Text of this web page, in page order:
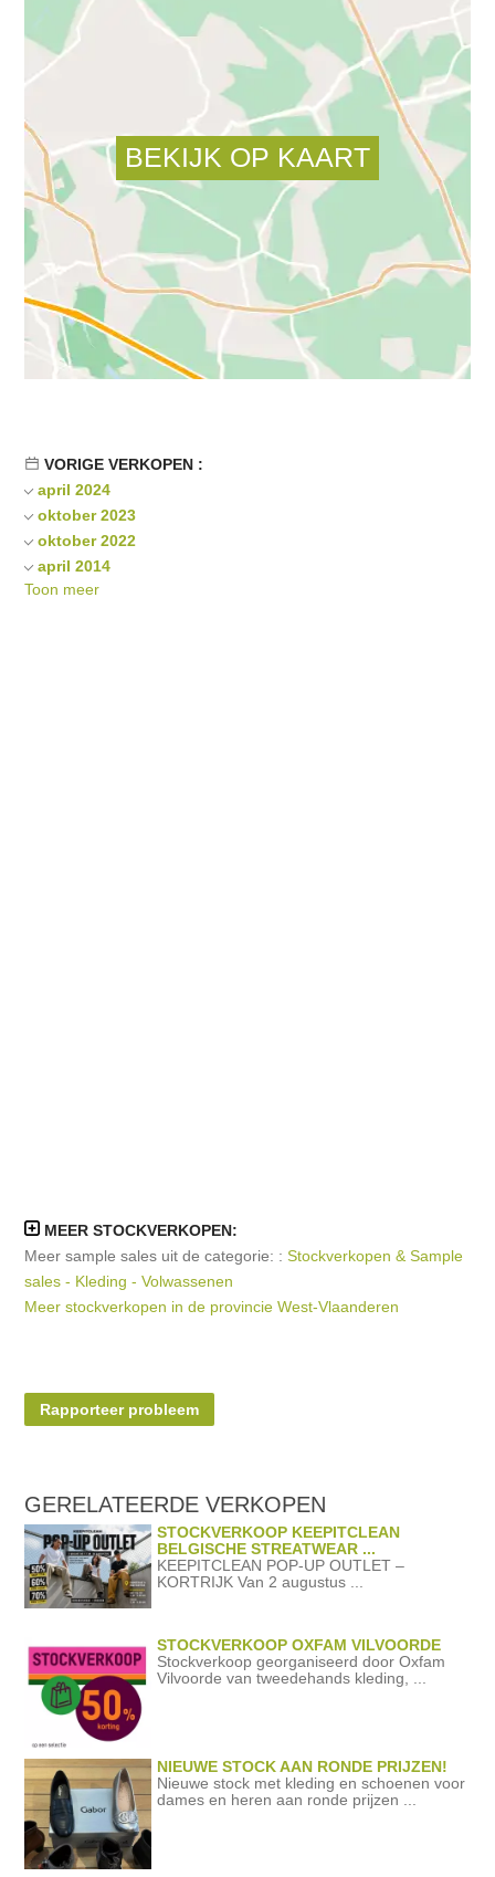
VORIGE VERKOPEN :
april 2024
oktober 2023
oktober 2022
april 2014
Toon meer
MEER STOCKVERKOPEN:
Meer sample sales uit de categorie: :Stockverkopen & Sample
sales - Kleding - Volwassenen
Meer stockverkopen in de provincie West-Vlaanderen
Rapporteer probleem
GERELATEERDEVERKOPEN
STOCKVERKOOP KEEPITCLEAN
BELGISCHE STREATWEAR ...
KEEPITCLEAN POP-UP OUTLET –
KORTRIJK Van 2 augustus ...
STOCKVERKOOP OXFAM VILVOORDE
Stockverkoop georganiseerd door Oxfam
Vilvoorde van tweedehands kleding, ...
NIEUWE STOCK AAN RONDE PRIJZEN!
Nieuwe stock met kleding en schoenen voor
dames en heren aan ronde prijzen ...